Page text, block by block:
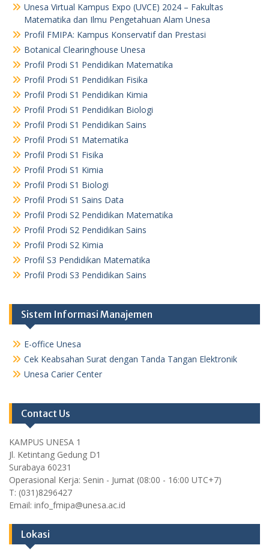
Unesa Virtual Kampus Expo (UVCE) 2024 – Fakultas
Matematika dan Ilmu Pengetahuan Alam Unesa
Profil FMIPA: Kampus Konservatif dan Prestasi
Botanical Clearinghouse Unesa
Profil Prodi S1 Pendidikan Matematika
Profil Prodi S1 Pendidikan Fisika
Profil Prodi S1 Pendidikan Kimia
Profil Prodi S1 Pendidikan Biologi
Profil Prodi S1 Pendidikan Sains
Profil Prodi S1 Matematika
Profil Prodi S1 Fisika
Profil Prodi S1 Kimia
Profil Prodi S1 Biologi
Profil Prodi S1 Sains Data
Profil Prodi S2 Pendidikan Matematika
Profil Prodi S2 Pendidikan Sains
Profil Prodi S2 Kimia
Profil S3 Pendidikan Matematika
Profil Prodi S3 Pendidikan Sains
Sistem Informasi Manajemen
E-office Unesa
Cek Keabsahan Surat dengan Tanda Tangan Elektronik
Unesa Carier Center
Contact Us
KAMPUS UNESA 1
Jl. Ketintang Gedung D1
Surabaya 60231
Operasional Kerja: Senin - Jumat (08:00 - 16:00 UTC+7)
T: (031)8296427
Email: info_fmipa@unesa.ac.id
Lokasi